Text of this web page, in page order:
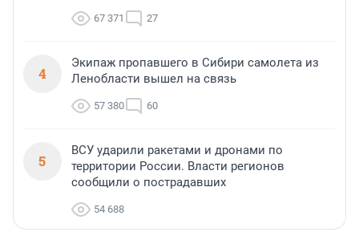
67 371 27
4
Экипаж пропавшего в Сибири самолета из
Ленобласти вышел на связь
57 380 60
5
ВСУ ударили ракетами и дронами по
территории России. Власти регионов
сообщили о пострадавших
54 688